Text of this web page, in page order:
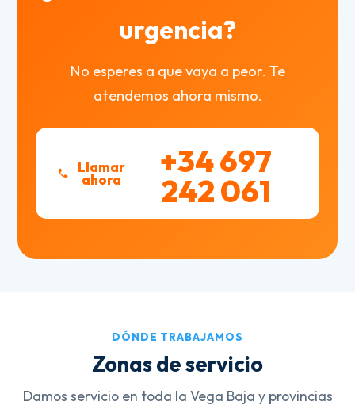
urgencia?
No esperes a que vaya a peor. Te
atendemos ahora mismo.
Llamar
ahora +34 697
242 061
DÓNDE TRABAJAMOS
Zonas de servicio
Damos servicio en toda la Vega Baja y provincias